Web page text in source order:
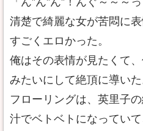
清楚で綺麗な女が苦悶に
すごくエロかった。
俺はその表情が見たくて
みたいにして絶頂に導いた
フローリングは、英里子
汁でベトベトになってい